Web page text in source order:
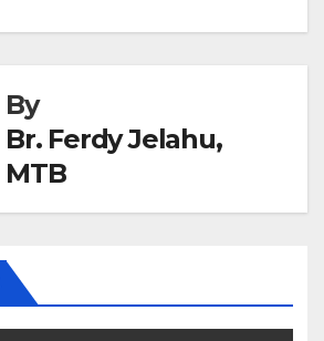
By
Br. Ferdy Jelahu,
MTB